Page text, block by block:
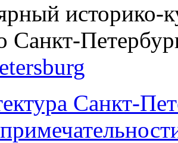
историко-
Санкт-
Санкт-